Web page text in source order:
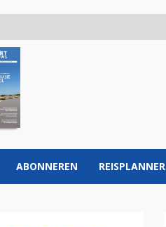
ABONNEREN REISPLANNER